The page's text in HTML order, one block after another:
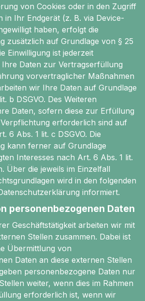
von Cookies oder in den Zugriff
in Ihr Endgerät (z. B. via Device-
haben, erfolgt die
zusätzlich auf Grundlage von § 25
Einwilligung ist jederzeit
Daten zur Vertragserfüllung
vorvertraglicher Maßnahmen
wir Ihre Daten auf Grundlage
b DSGVO. Des Weiteren
Daten, sofern diese zur Erfüllung
erforderlich sind auf
6 Abs. 1 lit. c DSGVO. Die
kann ferner auf Grundlage
Interesses nach Art. 6 Abs. 1 lit.
Über die jeweils im Einzelfall
wird in den folgenden
informiert.
personenbezogenen Daten
Geschäftstätigkeit arbeiten wir mit
Stellen zusammen. Dabei ist
Übermittlung von
Daten an diese externen Stellen
personenbezogene Daten nur
weiter, wenn dies im Rahmen
erforderlich ist, wenn wir